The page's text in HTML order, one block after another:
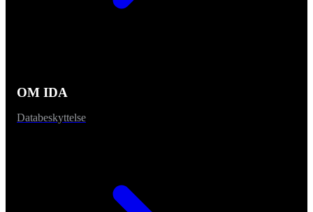
OM IDA
Databeskyttelse